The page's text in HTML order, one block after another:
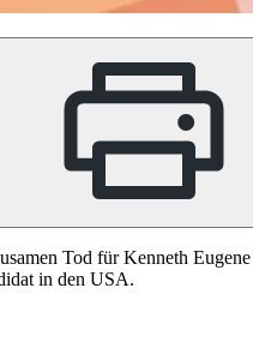
Tod für Kenneth
in den USA.